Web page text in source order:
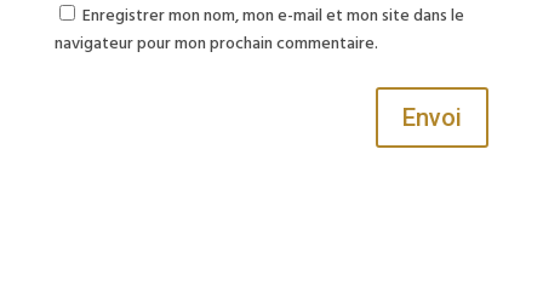
Enregistrer mon nom, mon e-mail et mon site dans le
navigateur pour mon prochain commentaire.
Envoi